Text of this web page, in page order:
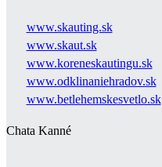
www.skauting.sk
www.skaut.sk
www.koreneskautingu.sk
www.odklinaniehradov.sk
www.betlehemskesvetlo.sk
Chata Kanné